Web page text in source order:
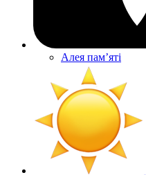
Алея памʼяті